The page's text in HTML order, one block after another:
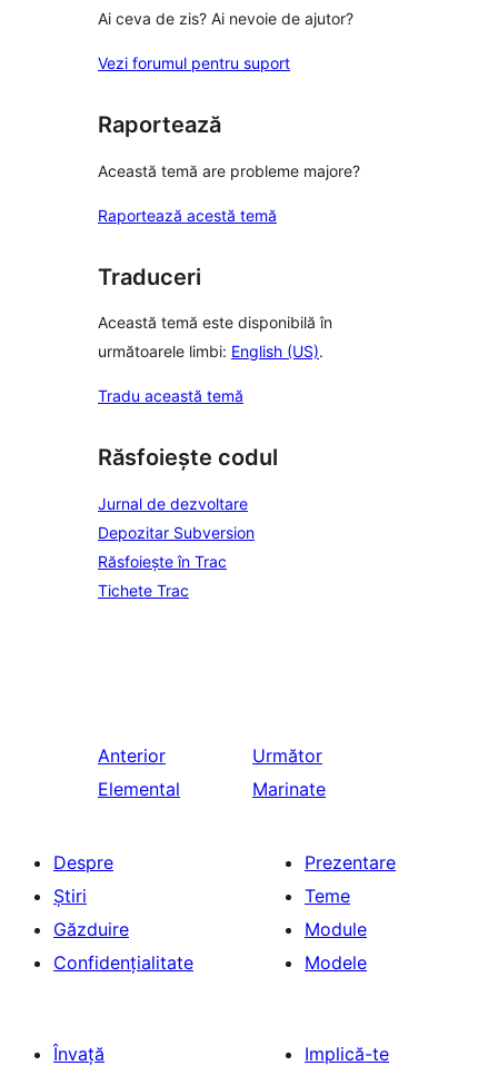
Ai ceva de zis? Ai nevoie de ajutor?
Vezi forumul pentru suport
Raportează
Această temă are probleme majore?
Raportează acestă temă
Traduceri
Această temă este disponibilă în
următoarele limbi: English (US).
Tradu această temă
Răsfoiește codul
Jurnal de dezvoltare
Depozitar Subversion
Răsfoiește în Trac
Tichete Trac
Anterior
Elemental
Următor
Marinate
Despre
Știri
Găzduire
Confidențialitate
Prezentare
Teme
Module
Modele
Învață
Implică-te